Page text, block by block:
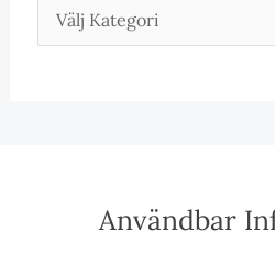
Användbar